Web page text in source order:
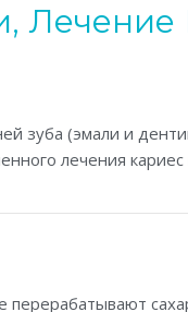
зуба (эмали и
лечения